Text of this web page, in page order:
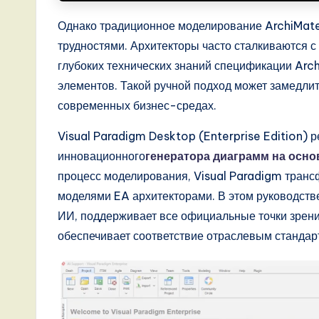
A
ft
w
Однако традиционное моделирование
трудностями. Архитекторы часто сталкиваются
глубоких технических знаний спецификации
элементов. Такой ручной подход может
современных бизнес-средах.
Visual Paradigm Desktop (Enterprise Edition)
инновационногогенератора диаграмм на
процесс моделирования, Visual Paradigm
моделями EA архитекторами. В этом
ИИ, поддерживает все официальные точки
обеспечивает соответствие отраслевым